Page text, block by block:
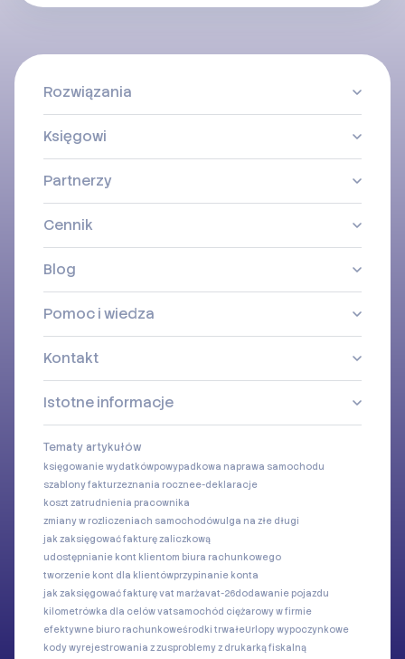
Rozwiązania
Księgowi
Partnerzy
Cennik
Blog
Pomoc i wiedza
Kontakt
Istotne informacje
Tematy artykułów
księgowanie wydatkówpowypadkowa naprawa samochodu
szablony fakturzeznania rocznee-deklaracje
koszt zatrudnienia pracownika
zmiany w rozliczeniach samochodówulga na złe długi
jak zaksięgować fakturę zaliczkową
udostępnianie kont klientom biura rachunkowego
tworzenie kont dla klientówprzypinanie konta
jak zaksięgować fakturę vat marżavat-26dodawanie pojazdu
kilometrówka dla celów vatsamochód ciężarowy w firmie
efektywne biuro rachunkoweśrodki trwałeUrlopy wypoczynkowe
kody wyrejestrowania z zusproblemy z drukarką fiskalną